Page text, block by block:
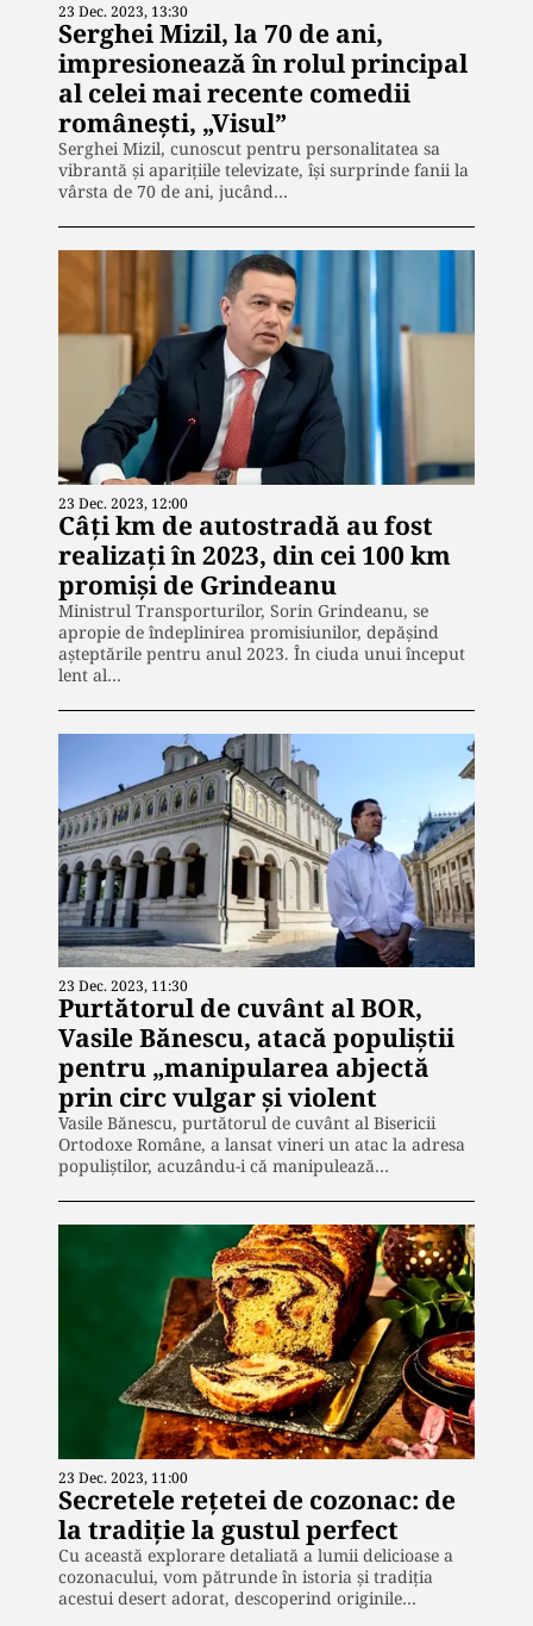
23 Dec. 2023, 13:30
Serghei Mizil, la 70 de ani,
impresionează în rolul principal
al celei mai recente comedii
românești, „Visul”
Serghei Mizil, cunoscut pentru personalitatea sa
vibrantă și aparițiile televizate, își surprinde fanii la
vârsta de 70 de ani, jucând…
23 Dec. 2023, 12:00
Câți km de autostradă au fost
realizați în 2023, din cei 100 km
promiși de Grindeanu
Ministrul Transporturilor, Sorin Grindeanu, se
apropie de îndeplinirea promisiunilor, depășind
așteptările pentru anul 2023. În ciuda unui început
lent al…
23 Dec. 2023, 11:30
Purtătorul de cuvânt al BOR,
Vasile Bănescu, atacă populiștii
pentru „manipularea abjectă
prin circ vulgar și violent
Vasile Bănescu, purtătorul de cuvânt al Bisericii
Ortodoxe Române, a lansat vineri un atac la adresa
populiștilor, acuzându-i că manipulează…
23 Dec. 2023, 11:00
Secretele rețetei de cozonac: de
la tradiție la gustul perfect
Cu această explorare detaliată a lumii delicioase a
cozonacului, vom pătrunde în istoria și tradiția
acestui desert adorat, descoperind originile…